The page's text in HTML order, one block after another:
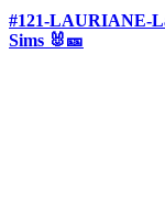
#121-LAURIANE-
Sims 🐰🎫